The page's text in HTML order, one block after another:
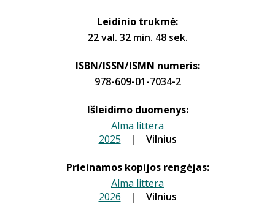
Leidinio trukmė:
22 val. 32 min. 48 sek.
ISBN/ISSN/ISMN numeris:
978-609-01-7034-2
Išleidimo duomenys:
Alma littera
2025 | Vilnius
Prieinamos kopijos rengėjas:
Alma littera
2026 | Vilnius